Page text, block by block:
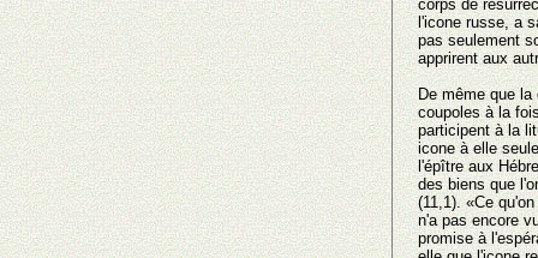
corps de
l'icone russe, a
pas seulement
apprirent aux
De même que
coupoles à la
participent à la
icone à elle
l'épître aux
des biens que
(11,1). «Ce
n'a pas encore
promise à